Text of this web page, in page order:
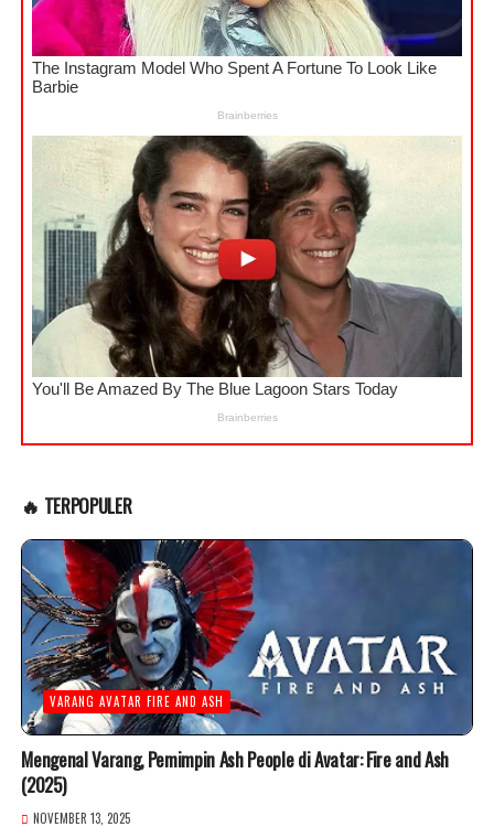
🔥 TERPOPULER
VARANG AVATAR FIRE AND ASH
Mengenal Varang, Pemimpin Ash People di Avatar: Fire and Ash
(2025)
NOVEMBER 13, 2025